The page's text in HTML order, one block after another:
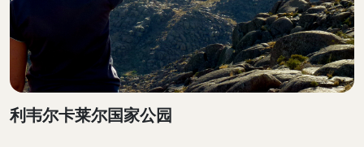
利韦尔卡莱尔国家公园